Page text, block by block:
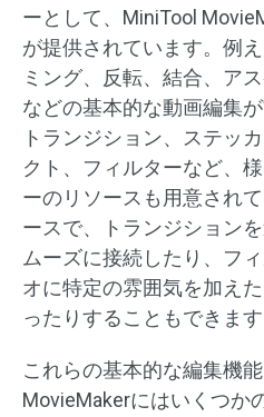
ーとして、MiniTool
が提供されています。例
ミング、反転、結合、ア
などの基本的な動画編集
トランジション、ステッ
クト、フィルターなど、
ーのリソースも用意され
ースで、トランジション
ムーズに接続したり、フ
オに特定の雰囲気を加え
ったりすることもできます
これらの基本的な編集機
MovieMakerにはいくつか